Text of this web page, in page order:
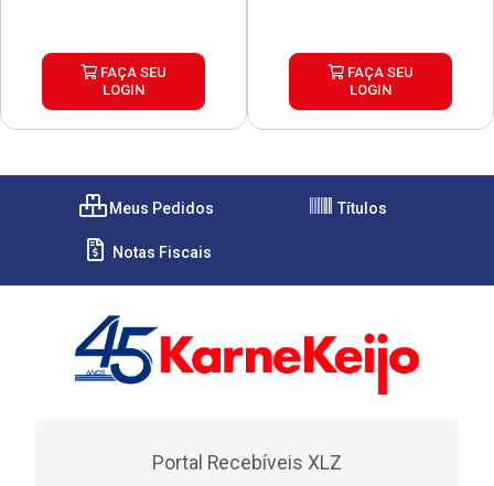
FAÇA SEU
LOGIN
FAÇA SEU
LOGIN
Meus Pedidos Títulos
Notas Fiscais
Portal Recebíveis XLZ